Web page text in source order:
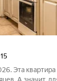
15
Эта квартира